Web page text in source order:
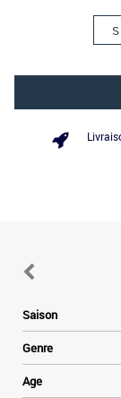
S
Saison
Genre
Age